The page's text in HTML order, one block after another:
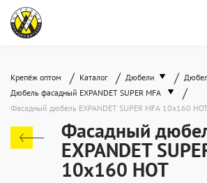
Крепёж оптом / Каталог / Дюбели /
Дюбель фасадный EXPANDET SUPER MFA /
Фасадный дюбель EXPANDET SUPER MFA 10x160
Фасадный
EXPANDET
10x160 HOT